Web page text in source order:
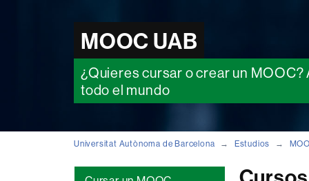
MOOC UAB
¿Quieres cursar o crear un
todo el mundo
Universitat Autònoma de Barcelona Estudios